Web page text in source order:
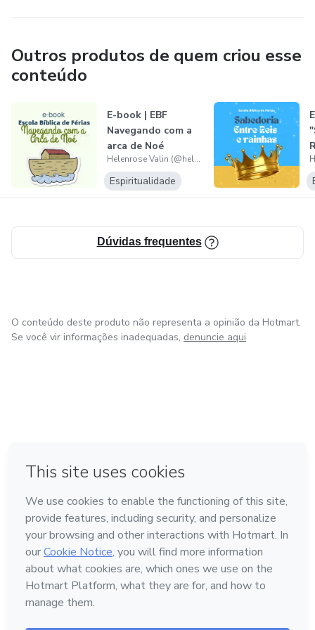
Outros produtos de quem criou esse
conteúdo
E-book | EBF
Navegando com a
arca de Noé
Helenrose Valin (@helenroseconta)
Espiritualidade
Dúvidas frequentes
O conteúdo deste produto não representa a opinião da Hotmart.
Se você vir informações inadequadas, denuncie aqui
Feito com ❤ na Cidade do México
Conheça a Hotmart
Idioma
Português